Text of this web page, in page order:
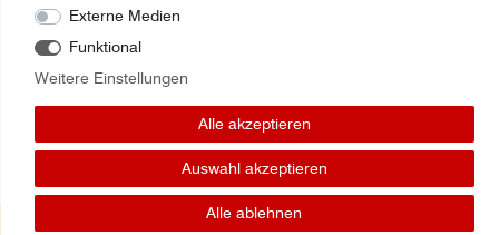
Externe Medien
Funktional
Weitere Einstellungen
Alle akzeptieren
Auswahl akzeptieren
Alle ablehnen